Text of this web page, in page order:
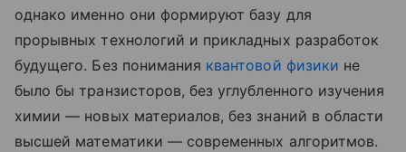
однако именно они формируют базу для
прорывных технологий и прикладных разработок
будущего. Без понимания квантовой физики не
было бы транзисторов, без углубленного изучения
химии — новых материалов, без знаний в области
высшей математики — современных алгоритмов.